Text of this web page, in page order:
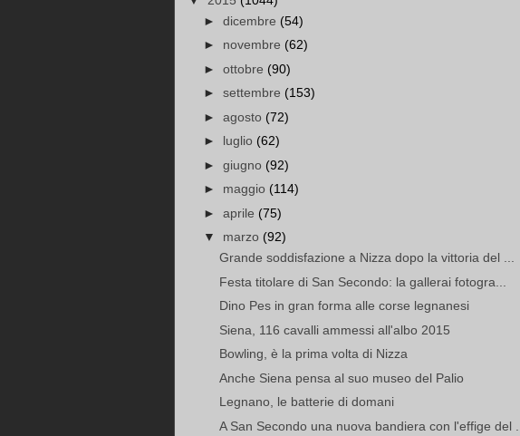
► dicembre (54)
► novembre (62)
► ottobre (90)
► settembre (153)
► agosto (72)
► luglio (62)
► giugno (92)
► maggio (114)
► aprile (75)
▼ marzo (92)
Grande soddisfazione a Nizza dopo la vittoria del ...
Festa titolare di San Secondo: la gallerai fotogra...
Dino Pes in gran forma alle corse legnanesi
Siena, 116 cavalli ammessi all'albo 2015
Bowling, è la prima volta di Nizza
Anche Siena pensa al suo museo del Palio
Legnano, le batterie di domani
A San Secondo una nuova bandiera con l'effige del ...